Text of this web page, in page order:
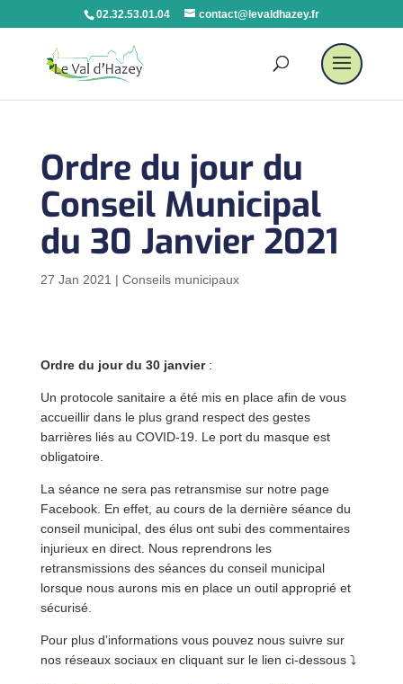
02.32.53.01.04 contact@levaldhazey.fr
Ordre du jour du
Conseil Municipal
du 30 Janvier 2021
27 Jan 2021 | Conseils municipaux
Ordre du jour du 30 janvier:
Un protocole sanitaire a été mis en place afin de vous
accueillir dans le plus grand respect des gestes
barrières liés au COVID-19. Le port du masque est
obligatoire.
La séance ne sera pas retransmise sur notre page
Facebook. En effet, au cours de la dernière séance du
conseil municipal, des élus ont subi des commentaires
injurieux en direct. Nous reprendrons les
retransmissions des séances du conseil municipal
lorsque nous aurons mis en place un outil approprié et
sécurisé.
Pour plus d’informations vous pouvez nous suivre sur
nos réseaux sociaux en cliquant sur le lien ci-dessous ⤵